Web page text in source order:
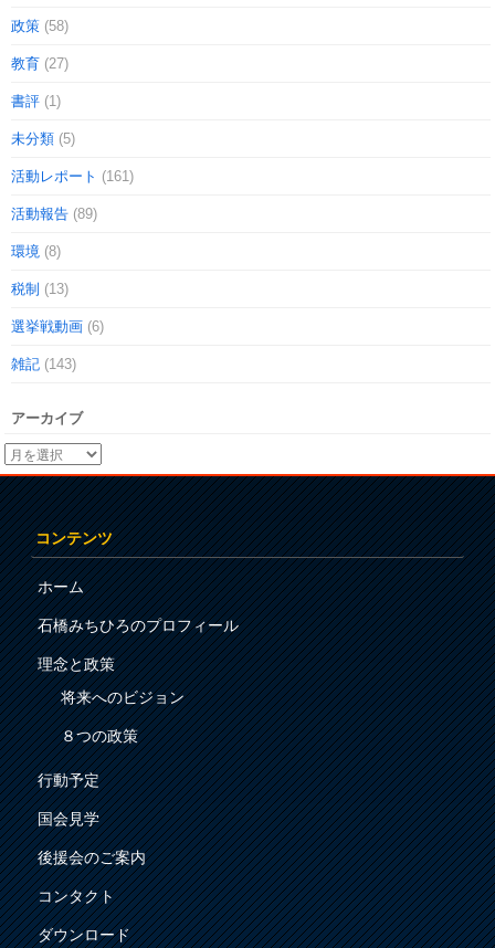
政策 (58)
教育 (27)
書評 (1)
未分類 (5)
活動レポート (161)
活動報告 (89)
環境 (8)
税制 (13)
選挙戦動画 (6)
雑記 (143)
アーカイブ
コンテンツ
ホーム
石橋みちひろのプロフィール
理念と政策
将来へのビジョン
８つの政策
行動予定
国会見学
後援会のご案内
コンタクト
ダウンロード